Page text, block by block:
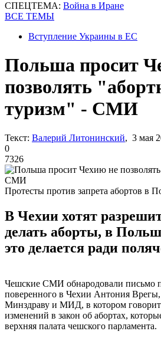
СПЕЦТЕМА: Война в Иране
ВСЕ ТЕМЫ
Вступление Украины в ЕС
Польша просит
позволять
туризм" - СМИ
Текст: Валерий Литонинский, 3 мая
0
7326
Протесты против запрета абортов в
В Чехии хотят
делать аборты, в
это делается ради
Чешские СМИ обнародовали письмо
поверенного в Чехии Антония
Минздраву и МИД, в котором
изменений в закон об абортах,
верхняя палата чешского парламента.